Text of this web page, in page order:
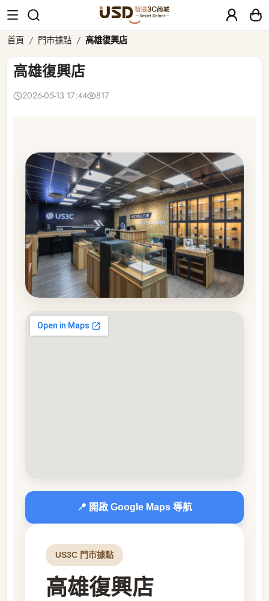
高雄復興店
首頁 門市據點 高雄復興店
高雄復興店
2026-05-13 17:44 817
📍 開啟 Google Maps 導航
US3C 門市據點
高雄復興店